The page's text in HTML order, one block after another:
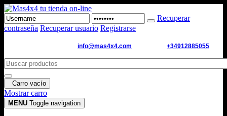
Recuperar
contraseña Recuperar usuario Registrarse
info@mas4x4.com +34912885055
Carro vacío
Mostrar carro
MENU Toggle navigation